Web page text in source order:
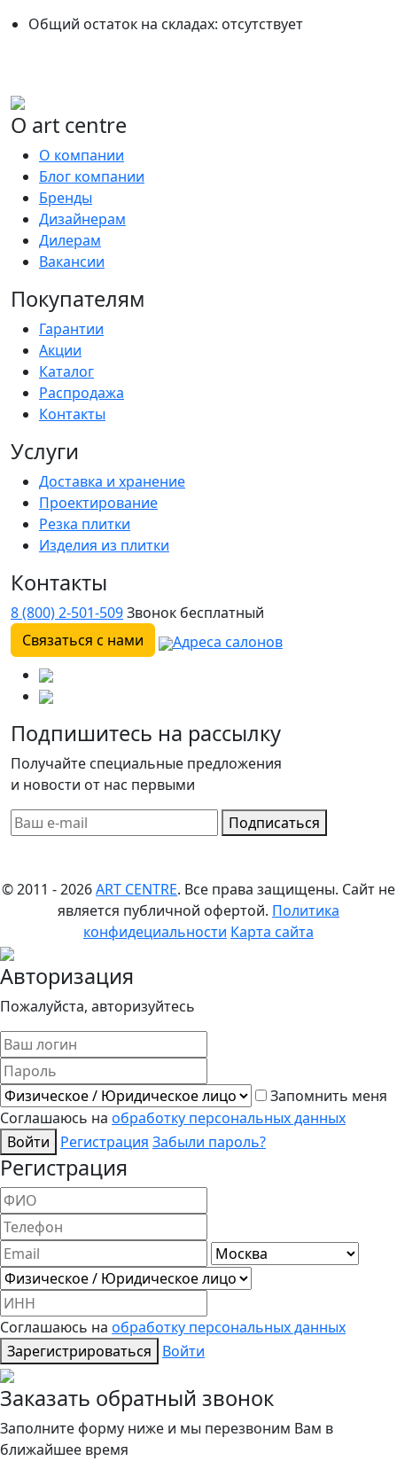
Общий остаток на складах: отсутствует
О art centre
О компании
Блог компании
Бренды
Дизайнерам
Дилерам
Вакансии
Покупателям
Гарантии
Акции
Каталог
Распродажа
Контакты
Услуги
Доставка и хранение
Проектирование
Резка плитки
Изделия из плитки
Контакты
8 (800) 2-501-509Звонок бесплатный
Связаться с нами
Адреса салонов
Подпишитесь на рассылку
Получайте специальные предложения
и новости от нас первыми
Подписаться
© 2011 - 2026ART CENTRE. Все права защищены. Сайт не
является публичной офертой. Политика
конфидециальности Карта сайта
Авторизация
Пожалуйста, авторизуйтесь
Запомнить меня
Соглашаюсь на обработку персональных данных
Войти
Регистрация Забыли пароль?
Регистрация
Соглашаюсь на обработку персональных данных
Зарегистрироваться
Войти
Заказать обратный звонок
Заполните форму ниже и мы перезвоним Вам в
ближайшее время